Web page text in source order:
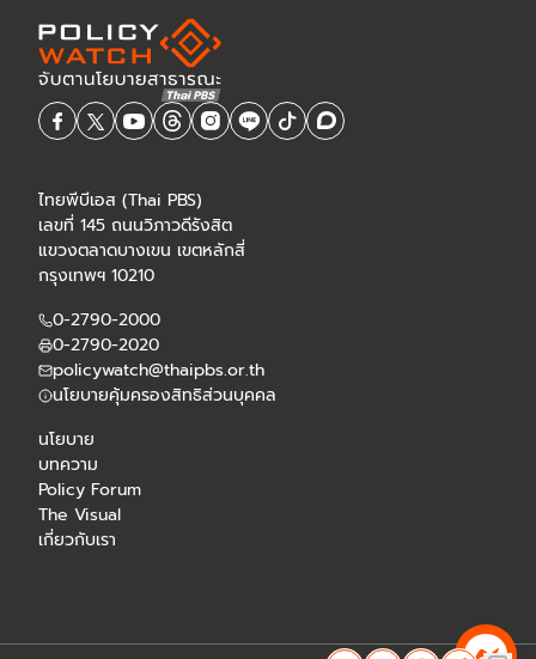
ไทยพีบีเอส (Thai PBS)
เลขที่ 145 ถนนวิภาวดีรังสิต
แขวงตลาดบางเขน เขตหลักสี่
กรุงเทพฯ 10210
0-2790-2000
0-2790-2020
policywatch@thaipbs.or.th
นโยบายคุ้มครองสิทธิส่วนบุคคล
นโยบาย
บทความ
Policy Forum
The Visual
เกี่ยวกับเรา